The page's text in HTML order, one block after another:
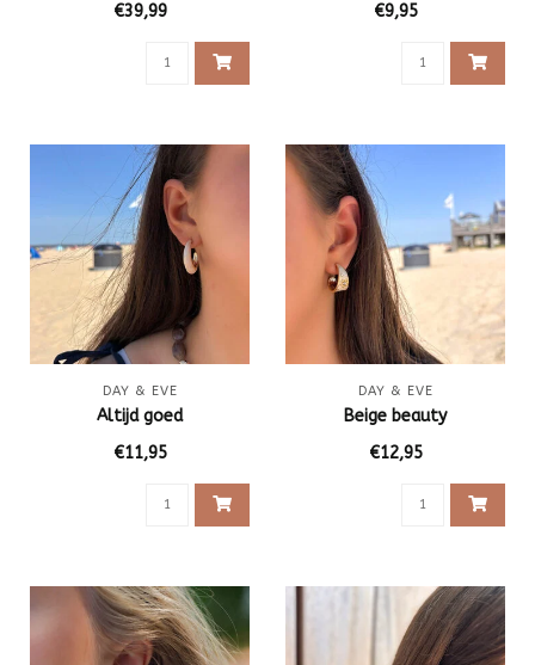
€39,99
€9,95
DAY & EVE
Altijd goed
€11,95
DAY & EVE
Beige beauty
€12,95